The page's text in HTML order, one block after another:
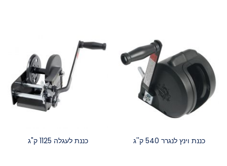
כננת וינץ לנגרר 540 ק''ג כננת לעגלה 1125 ק"ג